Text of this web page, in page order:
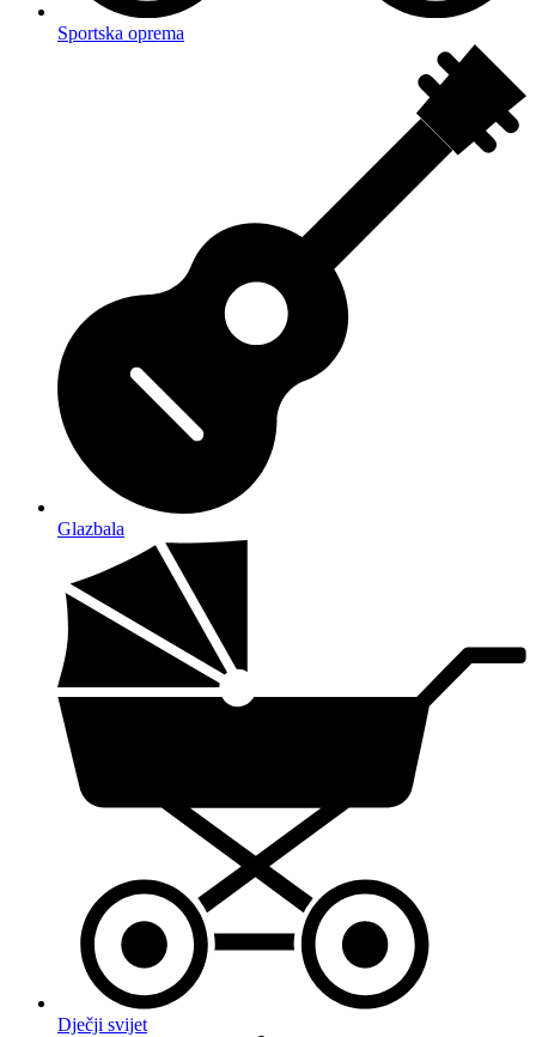
Sportska oprema
Glazbala
Dječji svijet